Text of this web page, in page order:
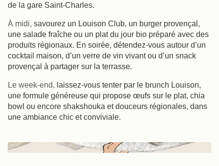
de la gare Saint-Charles.
À midi, savourez un Louison Club, un burger provençal,
une salade fraîche ou un plat du jour bio préparé avec des
produits régionaux. En soirée, détendez-vous autour d’un
cocktail maison, d’un verre de vin vivant ou d’un snack
provençal à partager sur la terrasse.
Le week-end, laissez-vous tenter par le brunch Louison,
une formule généreuse qui propose œufs sur le plat, chia
bowl ou encore shakshouka et douceurs régionales, dans
une ambiance chic et conviviale.